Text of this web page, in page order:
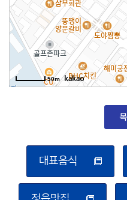
50m
대표음식